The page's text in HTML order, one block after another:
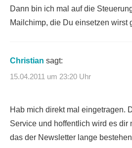
Dann bin ich mal auf die
Mailchimp, die Du einsetzen wirst
Christian sagt:
15.04.2011 um 23:20 Uhr
Hab mich direkt mal eingetragen.
Service und hoffentlich wird es dir
das der Newsletter lange